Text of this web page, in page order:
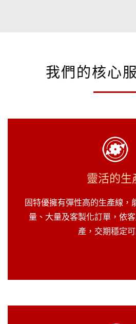
我們的核心
靈活的生
固特優擁有彈性高的生產線，
量、大量及客製化訂單，依
產，交期穩定可